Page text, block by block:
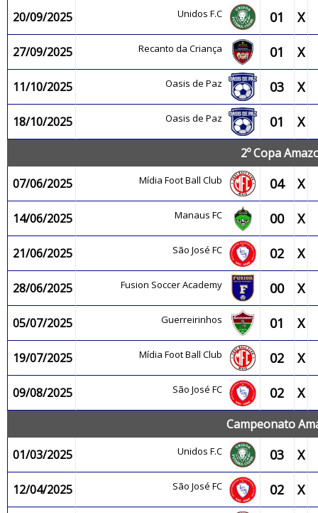
20/09/2025 Unidos F.C 01 X
27/09/2025 Recanto da Criança 01 X
11/10/2025 Oasis de Paz 03 X
18/10/2025 Oasis de Paz 01 X
2º Copa
07/06/2025
Mídia Foot Ball Club 04 X
14/06/2025 Manaus FC 00 X
21/06/2025 São José FC 02 X
28/06/2025 Fusion Soccer Academy 00 X
05/07/2025 Guerreirinhos 01 X
19/07/2025 Mídia Foot Ball Club 02 X
09/08/2025 São José FC 02 X
Campeonato
01/03/2025
Unidos F.C 03 X
12/04/2025 São José FC 02 X